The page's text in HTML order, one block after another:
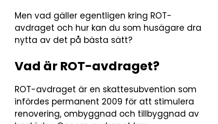
Men vad gäller egentligen kring ROT-
avdraget och hur kan du som husägare dra
nytta av det på bästa sätt?
Vad är ROT-avdraget?
ROT-avdraget är en skattesubvention som
infördes permanent 2009 för att stimulera
renovering, ombyggnad och tillbyggnad av